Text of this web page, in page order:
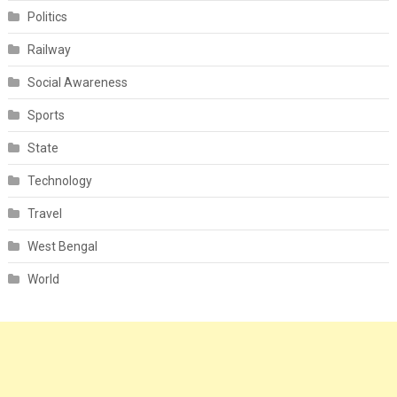
Politics
Railway
Social Awareness
Sports
State
Technology
Travel
West Bengal
World